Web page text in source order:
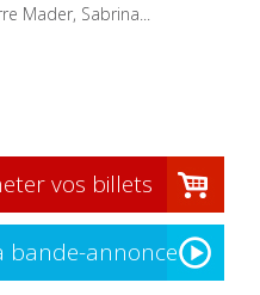
Mader, Sabrina...
vos billets
bande-annonce